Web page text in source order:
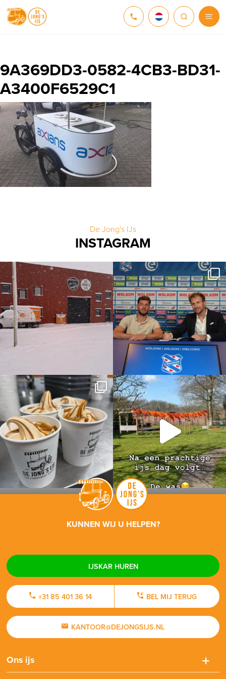
NEDERLANDS
ENGLISH
9A369DD3-0582-4CB3-BD31-
A3400F6529C1
De Jong's IJs
INSTAGRAM
KUNNEN WIJ U HELPEN?
IJSKAR HUREN
+31 85 401 36 14 BEL MIJ TERUG
KANTOOR@DEJONGSIJS.NL
Ons ijs